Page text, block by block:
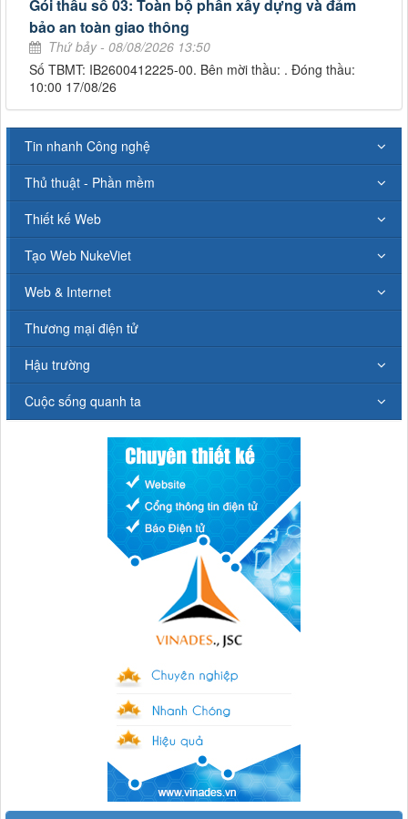
Gói thầu số 03: Toàn bộ phần xây dựng và đảm
bảo an toàn giao thông
Thứ bảy - 08/08/2026 13:50
Số TBMT: IB2600412225-00. Bên mời thầu: . Đóng thầu:
10:00 17/08/26
Tin nhanh Công nghệ
Thủ thuật - Phần mềm
Thiết kế Web
Tạo Web NukeViet
Web & Internet
Thương mại điện tử
Hậu trường
Cuộc sống quanh ta